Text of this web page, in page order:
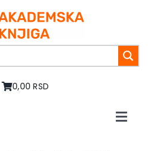
0,00 RSD
Toggle